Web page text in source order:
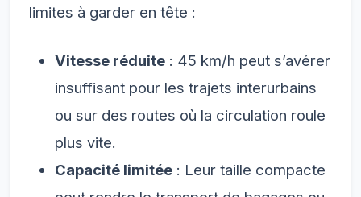
limites à garder en tête :
Vitesse réduite : 45 km/h peut s’avérer
insuffisant pour les trajets interurbains
ou sur des routes où la circulation roule
plus vite.
Capacité limitée : Leur taille compacte